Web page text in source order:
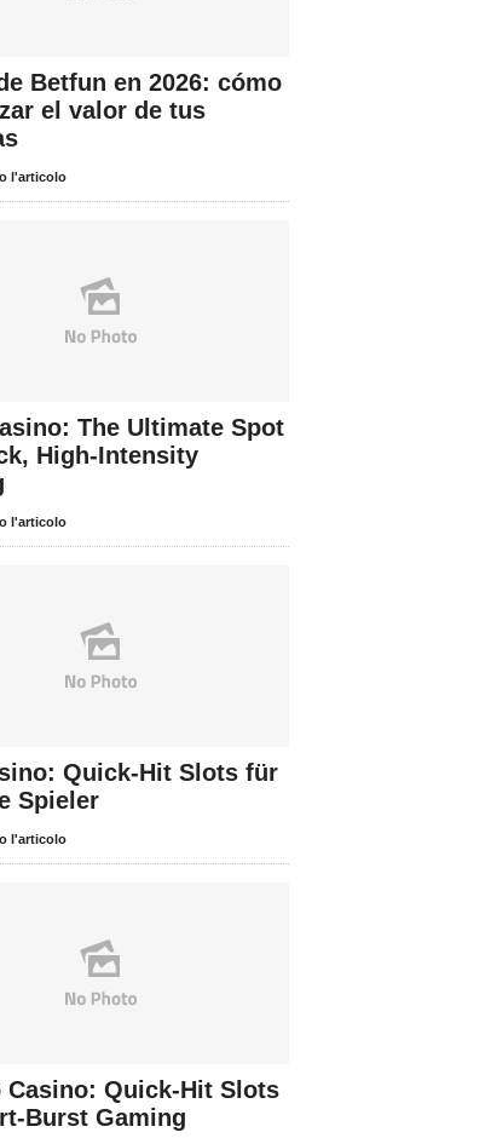
Betfun en 2026: cómo
el valor de tus
l'articolo
The Ultimate Spot
High‑Intensity
l'articolo
Quick‑Hit Slots für
Spieler
l'articolo
Casino: Quick‑Hit Slots
Gaming